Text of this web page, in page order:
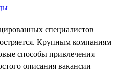
специалистов
Крупным компаниям
способы привлечения
описания вакансии